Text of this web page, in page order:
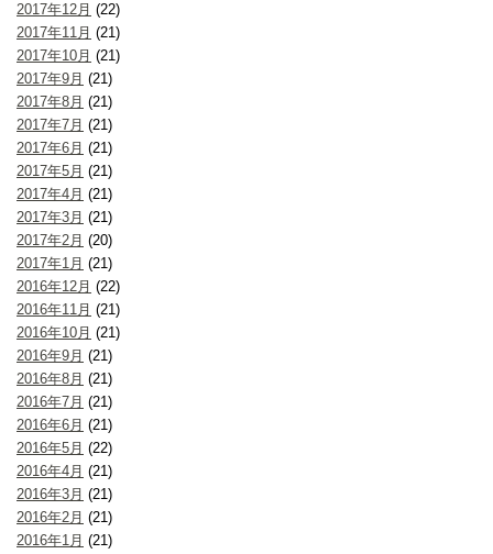
2017年12月 (22)
2017年11月 (21)
2017年10月 (21)
2017年9月 (21)
2017年8月 (21)
2017年7月 (21)
2017年6月 (21)
2017年5月 (21)
2017年4月 (21)
2017年3月 (21)
2017年2月 (20)
2017年1月 (21)
2016年12月 (22)
2016年11月 (21)
2016年10月 (21)
2016年9月 (21)
2016年8月 (21)
2016年7月 (21)
2016年6月 (21)
2016年5月 (22)
2016年4月 (21)
2016年3月 (21)
2016年2月 (21)
2016年1月 (21)